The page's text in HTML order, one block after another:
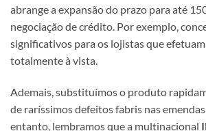
abrange a expansão do prazo para até
negociação de crédito. Por exemplo,
significativos para os lojistas que
totalmente à vista.
Ademais, substituímos o produto
de raríssimos defeitos fabris nas
entanto, lembramos que a multinacional